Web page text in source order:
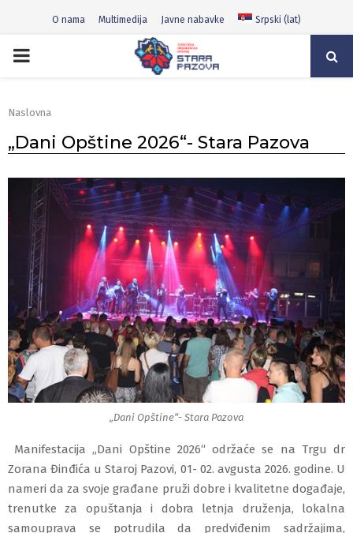
O nama Multimedija Javne nabavke Srpski (lat)
PRIMARY
Naslovna
„Dani Opštine 2026“- Stara Pazova
„Dani Opštine“- Stara Pazova
Manifestacija „Dani Opštine 2026“ održaće se na Trgu dr
Zorana Đinđića u Staroj Pazovi, 01- 02. avgusta 2026. godine. U
nameri da za svoje građane pruži dobre i kvalitetne događaje,
trenutke za opuštanja i dobra letnja druženja, lokalna
samouprava se potrudila da predviđenim sadržajima,